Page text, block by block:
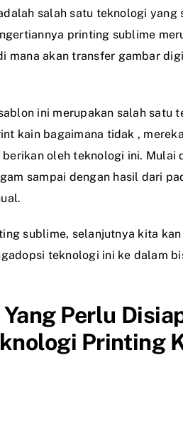
salah satu teknologi yang
printing sublime
mana akan transfer gambar
ini merupakan salah
kainbagaimana tidak ,
berikan oleh teknologi ini.
sampai dengan hasil dari
sublime, selanjutnya kita
teknologi ini ke dalam
Perlu
Printing